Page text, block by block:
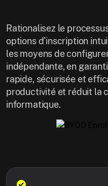
Rationalisez le
options d’inscription
les moyens de
indépendante, en
rapide, sécurisée et
productivité et réduit la
informatique.